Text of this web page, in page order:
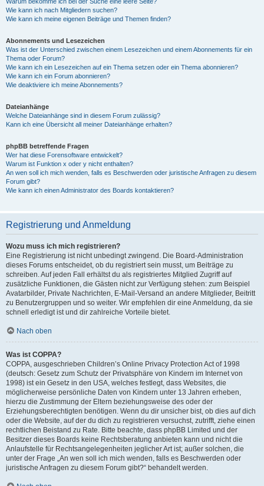
Wie kann ich nach Mitgliedern suchen?
Wie kann ich meine eigenen Beiträge und Themen finden?
Abonnements und Lesezeichen
Was ist der Unterschied zwischen einem Lesezeichen und einem Abonnements für ein
Thema oder Forum?
Wie kann ich ein Lesezeichen auf ein Thema setzen oder ein Thema abonnieren?
Wie kann ich ein Forum abonnieren?
Wie deaktiviere ich meine Abonnements?
Dateianhänge
Welche Dateianhänge sind in diesem Forum zulässig?
Kann ich eine Übersicht all meiner Dateianhänge erhalten?
phpBB betreffende Fragen
Wer hat diese Forensoftware entwickelt?
Warum ist Funktion x oder y nicht enthalten?
An wen soll ich mich wenden, falls es Beschwerden oder juristische Anfragen zu diesem
Forum gibt?
Wie kann ich einen Administrator des Boards kontaktieren?
Registrierung und Anmeldung
Wozu muss ich mich registrieren?
Eine Registrierung ist nicht unbedingt zwingend. Die Board-Administration
dieses Forums entscheidet, ob du registriert sein musst, um Beiträge zu
schreiben. Auf jeden Fall erhältst du als registriertes Mitglied Zugriff auf
zusätzliche Funktionen, die Gästen nicht zur Verfügung stehen: zum Beispiel
Avatarbilder, Private Nachrichten, E-Mail-Versand an andere Mitglieder, Beitritt
zu Benutzergruppen und so weiter. Wir empfehlen dir eine Anmeldung, da sie
schnell erledigt ist und dir zahlreiche Vorteile bietet.
Nach oben
Was ist COPPA?
COPPA, ausgeschrieben Children’s Online Privacy Protection Act of 1998
(deutsch: Gesetz zum Schutz der Privatsphäre von Kindern im Internet von
1998) ist ein Gesetz in den USA, welches festlegt, dass Websites, die
möglicherweise persönliche Daten von Kindern unter 13 Jahren erheben,
hierzu die Zustimmung der Eltern beziehungsweise des oder der
Erziehungsberechtigten benötigen. Wenn du dir unsicher bist, ob dies auf dich
oder die Website, auf der du dich zu registrieren versuchst, zutrifft, ziehe einen
rechtlichen Beistand zu Rate. Bitte beachte, dass phpBB Limited und der
Besitzer dieses Boards keine Rechtsberatung anbieten kann und nicht die
Anlaufstelle für Rechtsangelegenheiten jeglicher Art ist; außer solchen, die
unter der Frage „An wen soll ich mich wenden, falls es Beschwerden oder
juristische Anfragen zu diesem Forum gibt?“ behandelt werden.